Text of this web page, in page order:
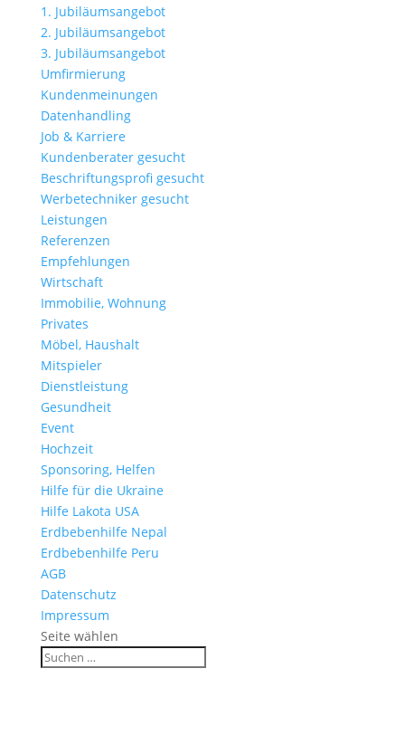
1. Jubiläumsangebot
2. Jubiläumsangebot
3. Jubiläumsangebot
Umfirmierung
Kundenmeinungen
Datenhandling
Job & Karriere
Kundenberater gesucht
Beschriftungsprofi gesucht
Werbetechniker gesucht
Leistungen
Referenzen
Empfehlungen
Wirtschaft
Immobilie, Wohnung
Privates
Möbel, Haushalt
Mitspieler
Dienstleistung
Gesundheit
Event
Hochzeit
Sponsoring, Helfen
Hilfe für die Ukraine
Hilfe Lakota USA
Erdbebenhilfe Nepal
Erdbebenhilfe Peru
AGB
Datenschutz
Impressum
Seite wählen